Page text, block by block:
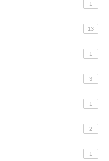
1
13
1
3
1
2
1